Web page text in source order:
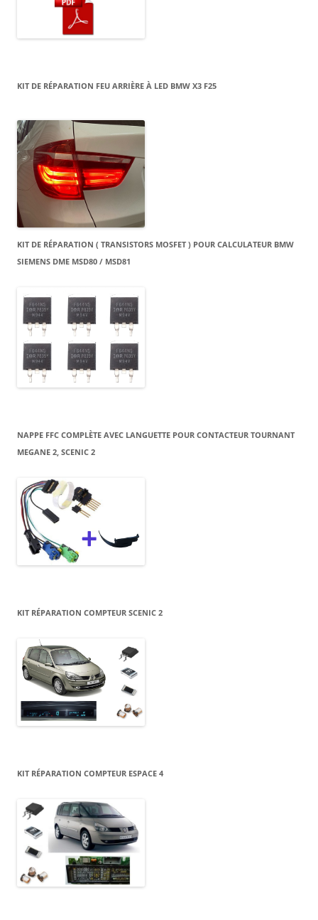
KIT DE RÉPARATION FEU ARRIÈRE À LED BMW X3 F25
KIT DE RÉPARATION ( TRANSISTORS MOSFET ) POUR CALCULATEUR BMW
SIEMENS DME MSD80 / MSD81
NAPPE FFC COMPLÈTE AVEC LANGUETTE POUR CONTACTEUR TOURNANT
MEGANE 2, SCENIC 2
KIT RÉPARATION COMPTEUR SCENIC 2
KIT RÉPARATION COMPTEUR ESPACE 4